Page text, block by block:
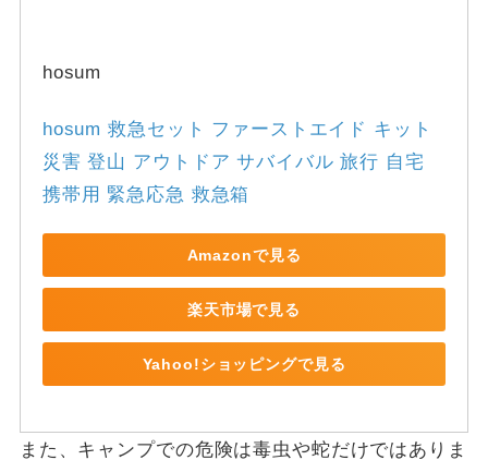
hosum
hosum 救急セット ファーストエイド キット
災害 登山 アウトドア サバイバル 旅行 自宅
携帯用 緊急応急 救急箱
Amazonで見る
楽天市場で見る
Yahoo!ショッピングで見る
また、キャンプでの危険は毒虫や蛇だけではありま